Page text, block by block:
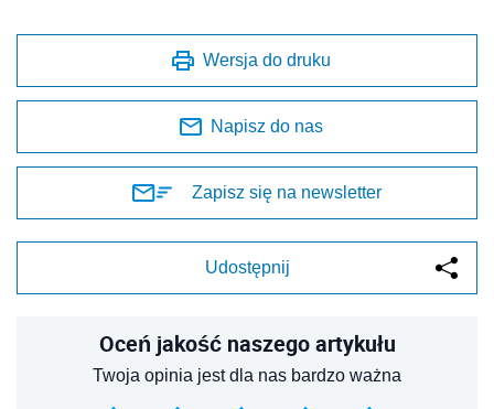
Wersja do druku
Napisz do nas
Zapisz się na newsletter
Udostępnij
Oceń jakość naszego artykułu
Twoja opinia jest dla nas bardzo ważna